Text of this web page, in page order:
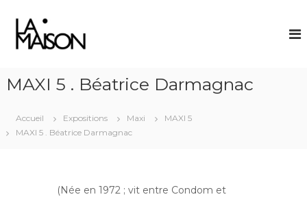
i
o
n
MAXI 5 . Béatrice Darmagnac
Accueil Expositions Maxi
MAXI 5
MAXI 5 . Béatrice Darmagnac
(Née en 1972 ; vit entre Condom et